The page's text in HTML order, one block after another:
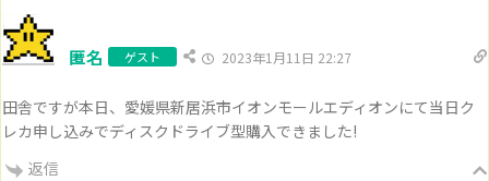
匿名 ゲスト 2023年1月11日 22:27
田舎ですが本日、愛媛県新居浜市イオンモールエディオンにて当日ク
レカ申し込みでディスクドライブ型購入できました!
返信